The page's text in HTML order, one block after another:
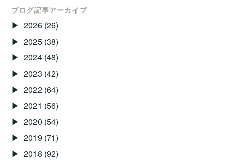
ー
シ
ョ
ン
ブログ記事アーカイブ
2026 (26)
2025 (38)
2024 (48)
2023 (42)
2022 (64)
2021 (56)
2020 (54)
2019 (71)
2018 (92)